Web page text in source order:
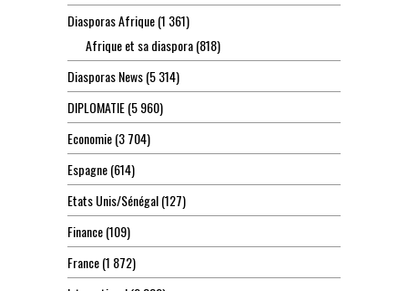
Diasporas Afrique(1 361)
Afrique et sa diaspora(818)
Diasporas News(5 314)
DIPLOMATIE(5 960)
Economie(3 704)
Espagne(614)
Etats Unis/Sénégal(127)
Finance(109)
France(1 872)